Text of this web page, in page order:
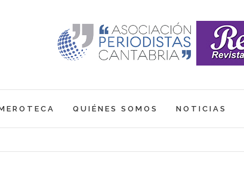
QUIÉNES SOMOS NOTICIAS